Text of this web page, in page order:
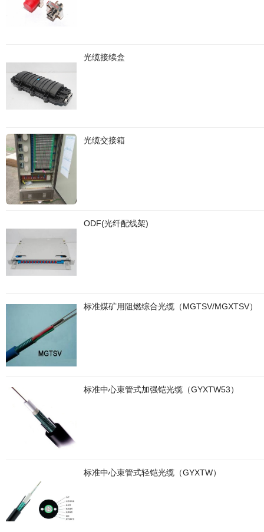
光缆接续盒
光缆交接箱
ODF(光纤配线架)
标准煤矿用阻燃综合光缆（MGTSV/MGXTSV）
标准中心束管式加强铠光缆（GYXTW53）
标准中心束管式轻铠光缆（GYXTW）